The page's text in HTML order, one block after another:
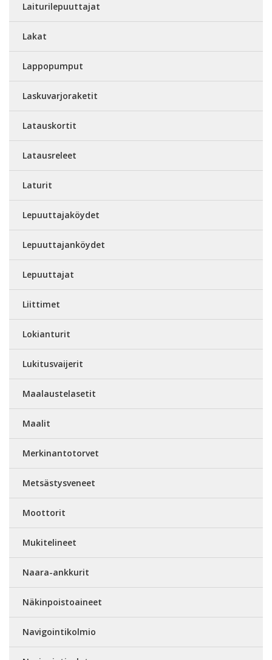
Laiturilepuuttajat
Lakat
Lappopumput
Laskuvarjoraketit
Latauskortit
Latausreleet
Laturit
Lepuuttajaköydet
Lepuuttajanköydet
Lepuuttajat
Liittimet
Lokianturit
Lukitusvaijerit
Maalaustelasetit
Maalit
Merkinantotorvet
Metsästysveneet
Moottorit
Mukitelineet
Naara-ankkurit
Näkinpoistoaineet
Navigointikolmio